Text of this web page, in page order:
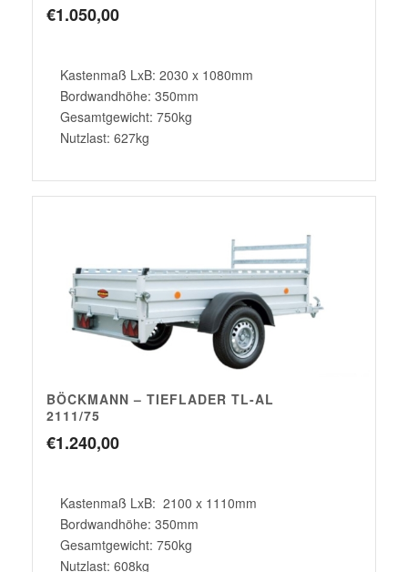
€1.050,00
Kastenmaß LxB: 2030 x 1080mm
Bordwandhöhe: 350mm
Gesamtgewicht: 750kg
Nutzlast: 627kg
BÖCKMANN – TIEFLADER TL-AL
2111/75
€1.240,00
Kastenmaß LxB: 2100 x 1110mm
Bordwandhöhe: 350mm
Gesamtgewicht: 750kg
Nutzlast: 608kg